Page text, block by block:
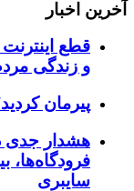
آخرین اخبار
قطع
و زندگی
پیرمان
هشدار جدی
فرودگاه‌ها،
سایبری